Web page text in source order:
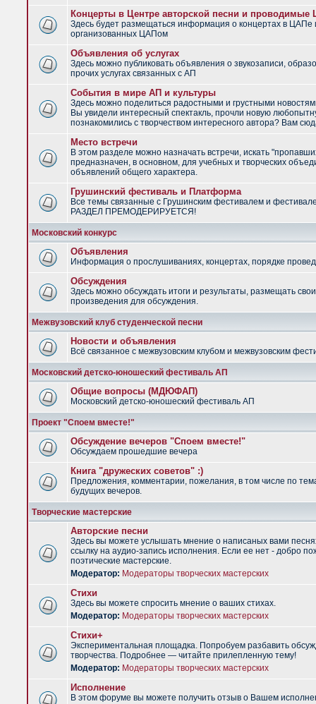
Концерты в Центре авторской песни и
Здесь будет размещаться информация о концертах в ЦАПе
организованных ЦАПом
Объявления об услугах
Здесь можно публиковать объявления о звукозаписи,
прочих услугах связанных с АП
События в мире АП и культуры
Здесь можно поделиться радостными и грустными
Вы увидели интересный спектакль, прочли новую
познакомились с творчеством интересного автора? Вам
Место встречи
В этом разделе можно назначать встречи, искать
предназначен, в основном, для учебных и творческих
объявлений общего характера.
Грушинский фестиваль и Платформа
Все темы связанные с Грушинским фестивалем и
РАЗДЕЛ ПРЕМОДЕРИРУЕТСЯ!
Московский конкурс
Объявления
Информация о прослушиваниях, концертах, порядке
Обсуждения
Здесь можно обсуждать итоги и результаты, размещать
произведения для обсуждения.
Межвузовский клуб студенческой песни
Новости и объявления
Всё связанное с межвузовским клубом и межвузовским
Московский детско-юношеский фестиваль АП
Общие вопросы (МДЮФАП)
Московский детско-юношеский фестиваль АП
Проект "Споем вместе!"
Обсуждение вечеров "Споем вместе!"
Обсуждаем прошедшие вечера
Книга "дружеских советов" :)
Предложения, комментарии, пожелания, в том числе по
будущих вечеров.
Творческие мастерские
Авторские песни
Здесь вы можете услышать мнение о написаных вами
ссылку на аудио-запись исполнения. Если ее нет - добро
поэтические мастерские.
Модератор: Модераторы творческих мастерских
Стихи
Здесь вы можете спросить мнение о ваших стихах.
Модератор: Модераторы творческих мастерских
Стихи+
Экспериментальная площадка. Попробуем разбавить
творчества. Подробнее — читайте прилепленную тему!
Модератор: Модераторы творческих мастерских
Исполнение
В этом форуме вы можете получить отзыв о Вашем